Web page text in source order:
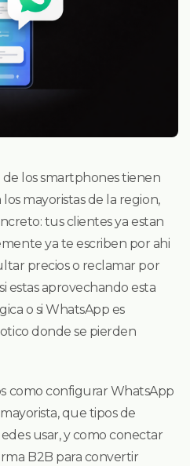
de los smartphones tienen
mayoristas de la region,
tus clientes ya estan
ya te escriben por ahi
precios o reclamar por
estas aprovechando esta
o si WhatsApp es
donde se pierden
como configurar WhatsApp
que tipos de
usar, y como conectar
B2B para convertir